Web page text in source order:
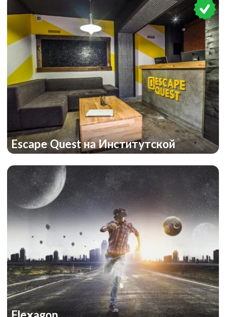
Resident Evil
The Prison
Escape Quest на Институтской